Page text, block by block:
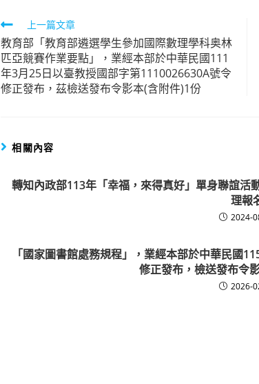
Read
more
articles
上一篇文章
教育部「教育部遴選學生參加國際數理學科奥林
匹亞競賽作業要點」，業經本部於中華民國111
年3月25日以臺教授國部字第1110026630A號令
修正發布，茲檢送發布令影本(含附件)1份
相關內容
轉知內政部113年「幸福，來得真好」單身聯誼
理報
2024-
「國家圖書館處務規程」，業經本部於中華民國
修正發布，檢送發布令
2026-